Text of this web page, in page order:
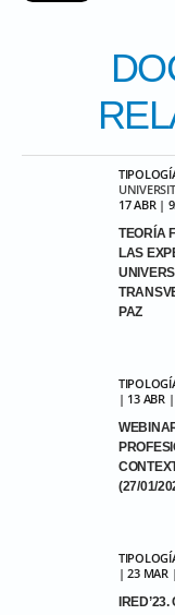
17 ABR |
TEORÍA
LAS
PAZ
| 13 ABR |
(27/01/
| 23 MAR